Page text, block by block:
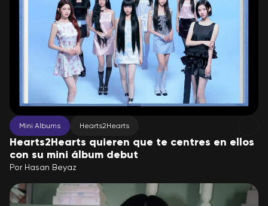
Mini Albums Hearts2Hearts
Hearts2Hearts quieren que te centres en ellos
con su mini álbum debut
Por Hasan Beyaz